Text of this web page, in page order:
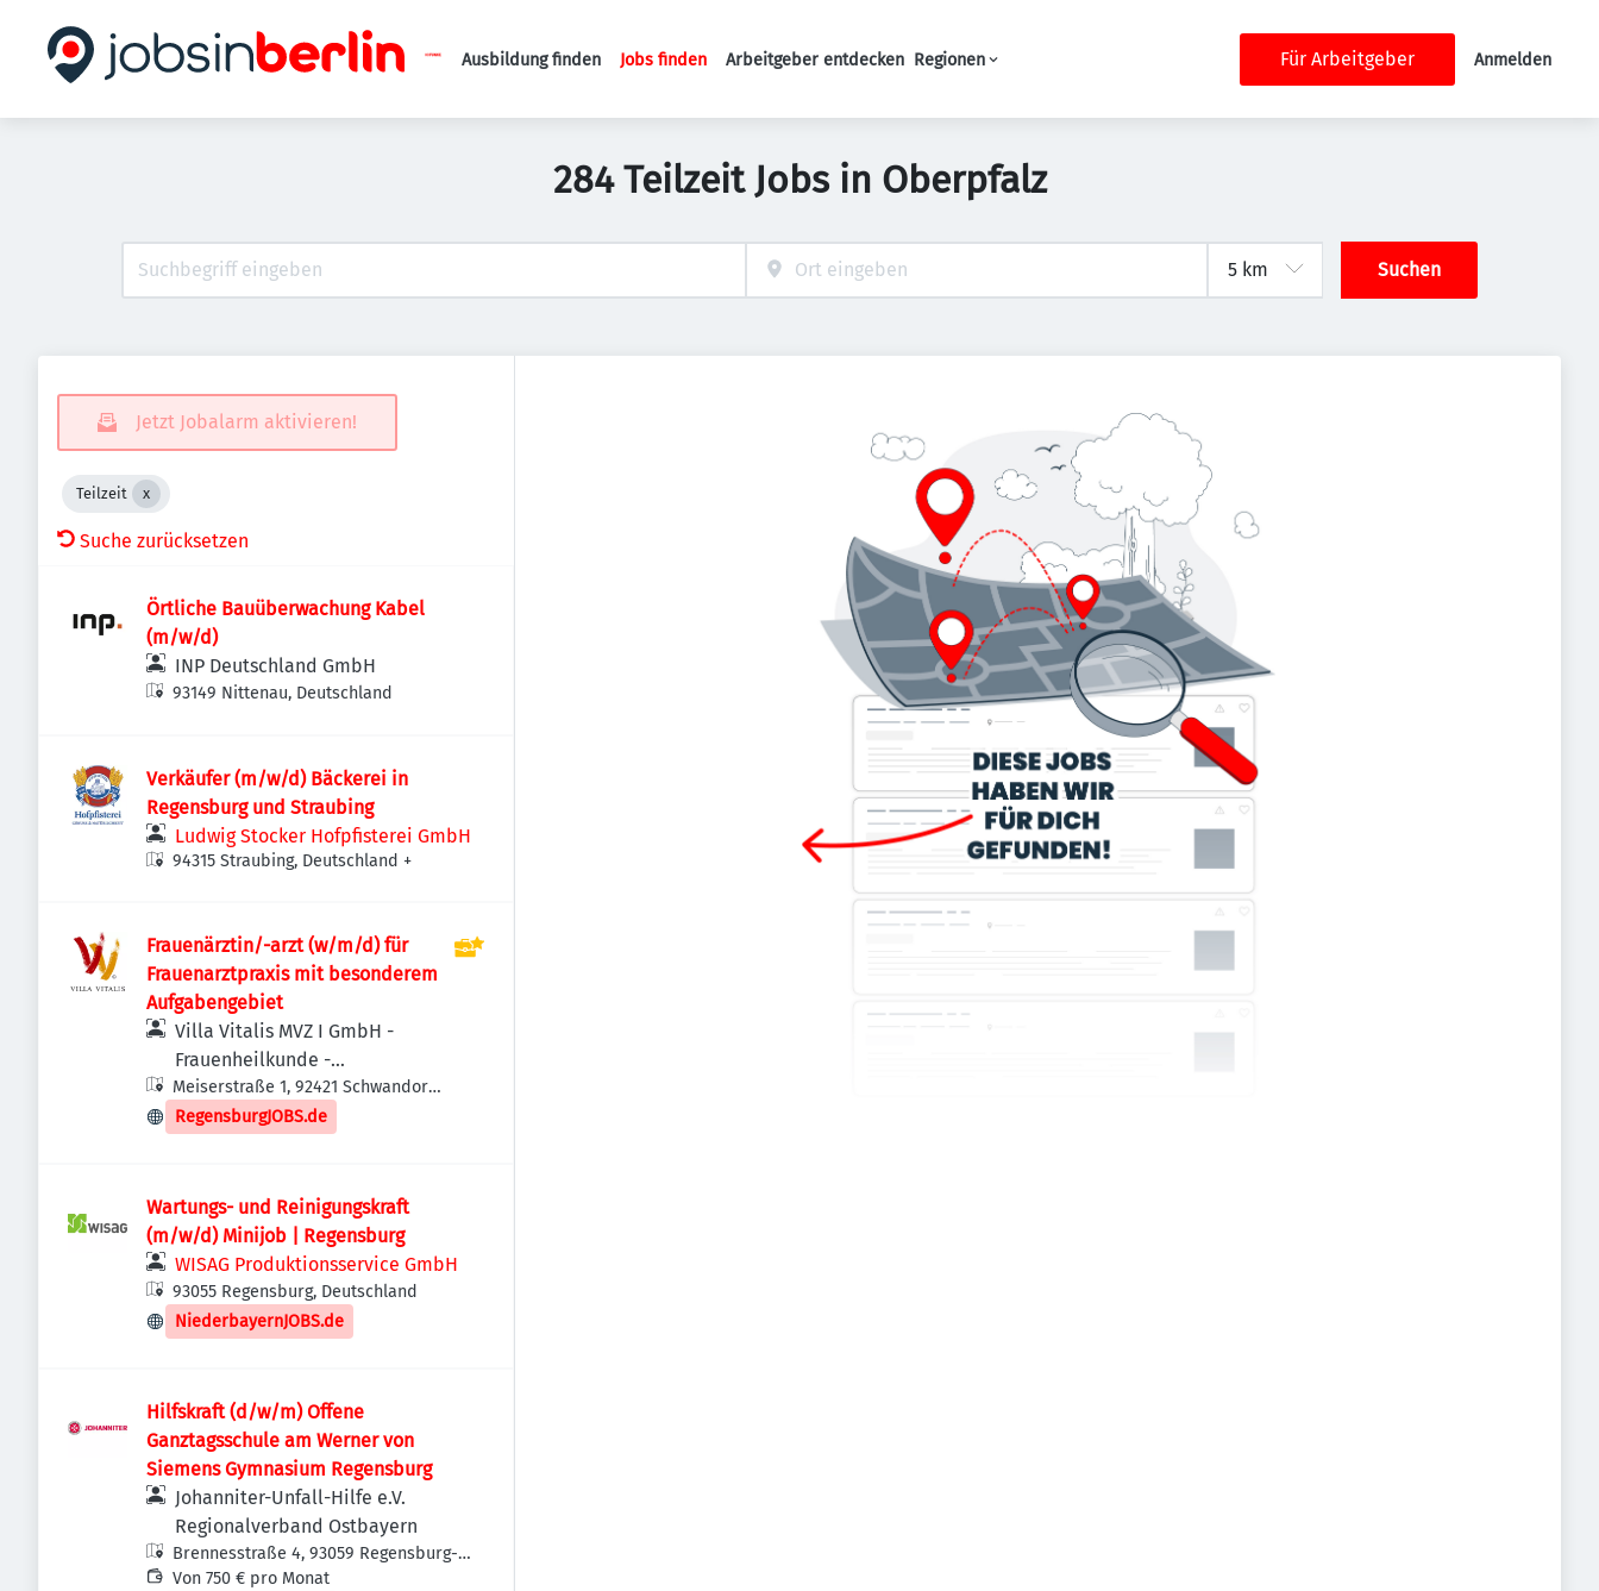
Haupt-Navigation
Ausbildung finden Jobs finden Arbeitgeber entdecken Regionen Für Arbeitgeber Anmelden
284 Teilzeit Jobs in Oberpfalz
Suchen
Jetzt Jobalarm aktivieren!
Teilzeit
Suche zurücksetzen
Örtliche Bauüberwachung Kabel
(m/w/d)
INP Deutschland GmbH
93149 Nittenau, Deutschland
Verkäufer (m/w/d) Bäckerei in
Regensburg und Straubing
Ludwig Stocker Hofpfisterei GmbH
94315 Straubing, Deutschland +
Frauenärztin/-arzt (w/m/d) für
Frauenarztpraxis mit besonderem
Aufgabengebiet
Villa Vitalis MVZ I GmbH -
Frauenheilkunde -
Pränatalmedizin -
Kinderwunschpraxis
Meiserstraße 1, 92421 Schwandorf,
Deutschland
RegensburgJOBS.de
Wartungs- und Reinigungskraft
(m/w/d) Minijob | Regensburg
WISAG Produktionsservice GmbH
93055 Regensburg, Deutschland
NiederbayernJOBS.de
Hilfskraft (d/w/m) Offene
Ganztagsschule am Werner von
Siemens Gymnasium Regensburg
Johanniter-Unfall-Hilfe e.V.
Regionalverband Ostbayern
Brennesstraße 4, 93059 Regensburg-
Reinhausen, Deutschland
Von 750 € pro Monat